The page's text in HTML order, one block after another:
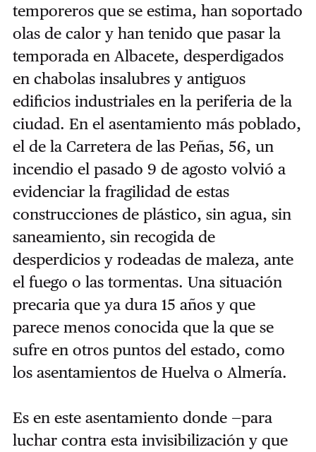
temporeros que se estima, han soportado
olas de calor y han tenido que pasar la
temporada en Albacete, desperdigados
en chabolas insalubres y antiguos
edificios industriales en la periferia de la
ciudad. En el asentamiento más poblado,
el de la Carretera de las Peñas, 56, un
incendio el pasado 9 de agosto volvió a
evidenciar la fragilidad de estas
construcciones de plástico, sin agua, sin
saneamiento, sin recogida de
desperdicios y rodeadas de maleza, ante
el fuego o las tormentas. Una situación
precaria que ya dura 15 años y que
parece menos conocida que la que se
sufre en otros puntos del estado, como
los asentamientos de Huelva o Almería.
Es en este asentamiento donde —para
luchar contra esta invisibilización y que